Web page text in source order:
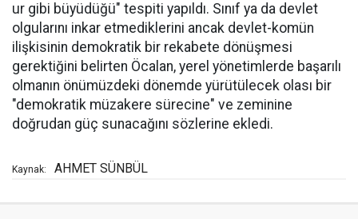
ur gibi büyüdüğü" tespiti yapıldı. Sınıf ya da devlet
olgularını inkar etmediklerini ancak devlet-komün
ilişkisinin demokratik bir rekabete dönüşmesi
gerektiğini belirten Öcalan, yerel yönetimlerde başarılı
olmanın önümüzdeki dönemde yürütülecek olası bir
"demokratik müzakere sürecine" ve zeminine
doğrudan güç sunacağını sözlerine ekledi.
Kaynak: AHMET SÜNBÜL